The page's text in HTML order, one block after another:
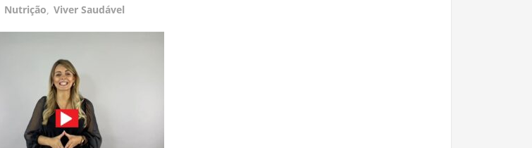
Nutrição, Viver Saudável